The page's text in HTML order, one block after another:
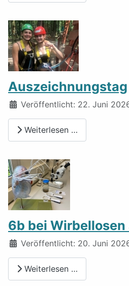
Auszeichnungstag
Details
Veröffentlicht: 22. Juni
Weiterlesen …
6b bei Wirbellosen
Details
Veröffentlicht: 20. Juni
Weiterlesen …